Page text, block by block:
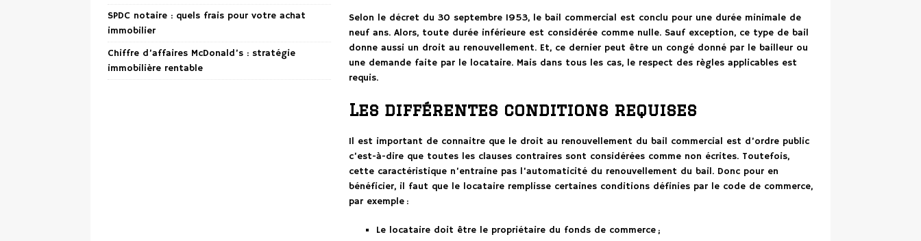
Selon le décret du 30 septembre 1953, le bail commercial est conclu pour une durée minimale de
neuf ans. Alors, toute durée inférieure est considérée comme nulle. Sauf exception, ce type de bail
donne aussi un droit au renouvellement. Et, ce dernier peut être un congé donné par le bailleur ou
une demande faite par le locataire. Mais dans tous les cas, le respect des règles applicables est
requis.
Les différentes conditions requises
Il est important de connaitre que le droit au renouvellement du bail commercial est d’ordre public
c’est-à-dire que toutes les clauses contraires sont considérées comme non écrites. Toutefois,
cette caractéristique n’entraine pas l’automaticité du renouvellement du bail. Donc pour en
bénéficier, il faut que le locataire remplisse certaines conditions définies par le code de commerce,
par exemple :
Le locataire doit être le propriétaire du fonds de commerce ;
SPDC notaire : quels frais pour votre achat
immobilier
Chiffre d’affaires McDonald’s : stratégie
immobilière rentable